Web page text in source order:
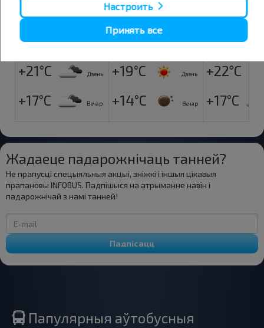
07
+21°C Раніца
+21°C Дзень
+17°C Вечар
08
+16°C Раніца
+19°C Дзень
+14°C Вечар
09
+15°C
+22°C
+17°C
Жадаеце падарожнічаць танней?
Не прапусці спецыяльныя акцыі, зніжкі і іншыя цікавыя
прапановы INFOBUS. Падпішыся на атрыманне навін і
падарожнічай з намі танней!
Падпісацц
Папулярныя аўтобусныя
Настроить
Принять все